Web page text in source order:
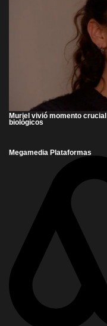
Muriel vivió momento
biológicos
Megamedia Plataformas